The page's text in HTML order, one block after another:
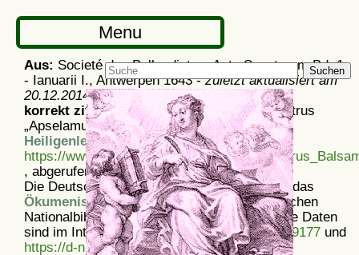
Menu
Suchen
Aus: Societé des Bollandistes: Acta Sanctorum Bd. 1
- Ianuarii I., Antwerpen 1643 -zuletzt aktualisiert am
20.12.2014
korrekt zitieren: ArtikelActa Sanctorum: Petrus
„Apselamus”, aus demÖkumenischen
Heiligenlexikon-
https://www.heiligenlexikon.de/ASJanuar/
, abgerufen am 7. 8. 2026
Die Deutsche Nationalbibliothek verzeichnet das
Ökumenische Heiligenlexikonin der Deutschen
Nationalbibliografie; detaillierte bibliografische Daten
sind im Internet überhttps://d-nb.info/1175439177 und
https://d-nb.info/969828497abrufbar.